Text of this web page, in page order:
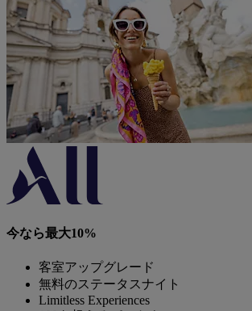
今なら最大10%
客室アップグレード
無料のステータスナイト
Limitless Experiences